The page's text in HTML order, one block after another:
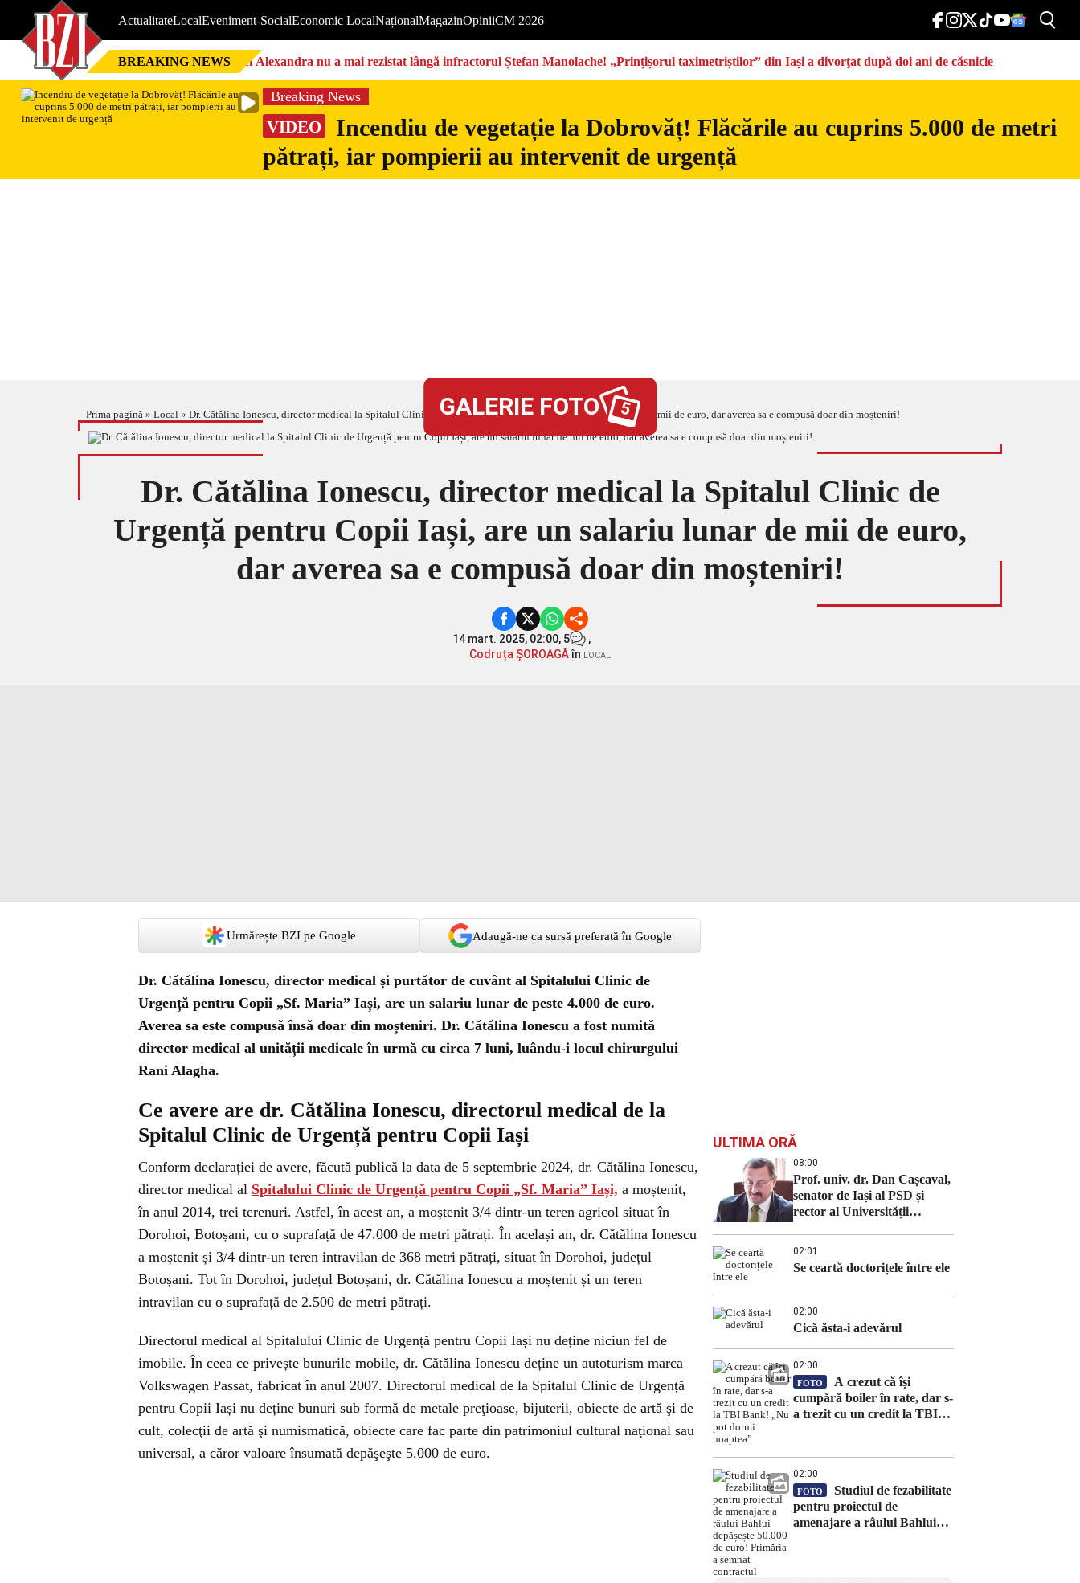
ActualitateLocalEveniment-SocialEconomic LocalNaționalMagazinOpiniiCM 2026
BREAKING NEWS Nici Alexandra nu a mai rezistat lângă infractorul Ștefan Manolache! „Prințișorul taximetriștilor” din Iași a divorţat după doi ani de căsnicie
Breaking News
VIDEO
Incendiu de vegetație la Dobrovăț! Flăcările au cuprins 5.000 de metri
pătrați, iar pompierii au intervenit de urgență
Prima pagină » Local » Dr. Cătălina Ionescu, director medical la Spitalul Clinic de Urgență pentru Copii Iași, are un salariu lunar de mii de euro, dar averea sa e compusă doar din moșteniri!
GALERIE FOTO 5
Dr. Cătălina Ionescu, director medical la Spitalul Clinic de
Urgență pentru Copii Iași, are un salariu lunar de mii de euro,
dar averea sa e compusă doar din moșteniri!
14 mart. 2025, 02:00, 5
,
Codruța ȘOROAGĂîn LOCAL
Urmărește BZI pe Google Adaugă-ne ca sursă preferată în Google
Dr. Cătălina Ionescu, director medical și purtător de cuvânt al Spitalului Clinic de
Urgență pentru Copii „Sf. Maria” Iași, are un salariu lunar de peste 4.000 de euro.
Averea sa este compusă însă doar din moșteniri. Dr. Cătălina Ionescu a fost numită
director medical al unității medicale în urmă cu circa 7 luni, luându-i locul chirurgului
Rani Alagha.
Ce avere are dr. Cătălina Ionescu, directorul medical de la
Spitalul Clinic de Urgență pentru Copii Iași
Conform declarației de avere, făcută publică la data de 5 septembrie 2024, dr. Cătălina Ionescu,
director medical al Spitalului Clinic de Urgență pentru Copii „Sf. Maria” Iași, a moștenit,
în anul 2014, trei terenuri. Astfel, în acest an, a moștenit 3/4 dintr-un teren agricol situat în
Dorohoi, Botoșani, cu o suprafață de 47.000 de metri pătrați. În același an, dr. Cătălina Ionescu
a moștenit și 3/4 dintr-un teren intravilan de 368 metri pătrați, situat în Dorohoi, județul
Botoșani. Tot în Dorohoi, județul Botoșani, dr. Cătălina Ionescu a moștenit și un teren
intravilan cu o suprafață de 2.500 de metri pătrați.
Directorul medical al Spitalului Clinic de Urgență pentru Copii Iași nu deține niciun fel de
imobile. În ceea ce privește bunurile mobile, dr. Cătălina Ionescu deține un autoturism marca
Volkswagen Passat, fabricat în anul 2007. Directorul medical de la Spitalul Clinic de Urgență
pentru Copii Iași nu deține bunuri sub formă de metale preţioase, bijuterii, obiecte de artă şi de
cult, colecţii de artă şi numismatică, obiecte care fac parte din patrimoniul cultural naţional sau
universal, a căror valoare însumată depăşeşte 5.000 de euro.
ULTIMA ORĂ
08:00
Prof. univ. dr. Dan Cașcaval,
senator de Iași al PSD și
rector al Universității
realitatea deformată a unui
guvern demis – din cărțile lui
C.S. Lewis”
02:01
Se ceartă doctorițele între ele
02:00
Cică ăsta-i adevărul
02:00
FOTO
A crezut că își
cumpără boiler în rate, dar s-
a trezit cu un credit la TBI
02:00
FOTO
Studiul de fezabilitate
pentru proiectul de
amenajare a râului Bahlui